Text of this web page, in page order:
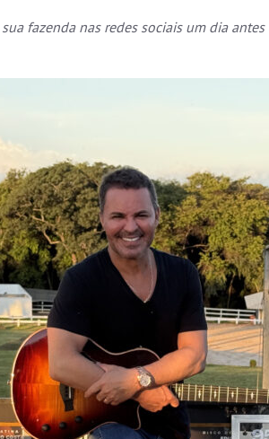
fazenda nas redes sociais um dia